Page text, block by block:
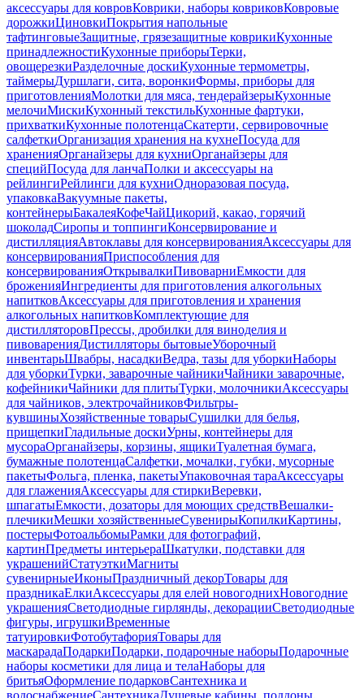
аксессуары для ковровКоврики, наборы ковриковКовровые
дорожкиЦиновкиПокрытия напольные
тафтинговыеЗащитные, грязезащитные коврикиКухонные
принадлежностиКухонные приборыТерки,
овощерезкиРазделочные доскиКухонные термометры,
таймерыДуршлаги, сита, воронкиФормы, приборы для
приготовленияМолотки для мяса, тендерайзерыКухонные
мелочиМискиКухонный текстильКухонные фартуки,
прихваткиКухонные полотенцаСкатерти, сервировочные
салфеткиОрганизация хранения на кухнеПосуда для
храненияОрганайзеры для кухниОрганайзеры для
специйПосуда для ланчаПолки и аксессуары на
рейлингиРейлинги для кухниОдноразовая посуда,
упаковкаВакуумные пакеты,
контейнерыБакалеяКофеЧайЦикорий, какао, горячий
шоколадСиропы и топпингиКонсервирование и
дистилляцияАвтоклавы для консервированияАксессуары для
консервированияПриспособления для
консервированияОткрывалкиПивоварниЕмкости для
броженияИнгредиенты для приготовления алкогольных
напитковАксессуары для приготовления и хранения
алкогольных напитковКомплектующие для
дистилляторовПрессы, дробилки для виноделия и
пивоваренияДистилляторы бытовыеУборочный
инвентарьШвабры, насадкиВедра, тазы для уборкиНаборы
для уборкиТурки, заварочные чайникиЧайники заварочные,
кофейникиЧайники для плитыТурки, молочникиАксессуары
для чайников, электрочайниковФильтры-
кувшиныХозяйственные товарыСушилки для белья,
прищепкиГладильные доскиУрны, контейнеры для
мусораОрганайзеры, корзины, ящикиТуалетная бумага,
бумажные полотенцаСалфетки, мочалки, губки, мусорные
пакетыФольга, пленка, пакетыУпаковочная тараАксессуары
для глаженияАксессуары для стиркиВеревки,
шпагатыЕмкости, дозаторы для моющих средствВешалки-
плечикиМешки хозяйственныеСувенирыКопилкиКартины,
постерыФотоальбомыРамки для фотографий,
картинПредметы интерьераШкатулки, подставки для
украшенийСтатуэткиМагниты
сувенирныеИконыПраздничный декорТовары для
праздникаЕлкиАксессуары для елей новогоднихНовогодние
украшенияСветодиодные гирлянды, декорацииСветодиодные
фигуры, игрушкиВременные
татуировкиФотобутафорияТовары для
маскарадаПодаркиПодарки, подарочные наборыПодарочные
наборы косметики для лица и телаНаборы для
бритьяОформление подарковСантехника и
водоснабжениеСантехникаДушевые кабины, поддоны,